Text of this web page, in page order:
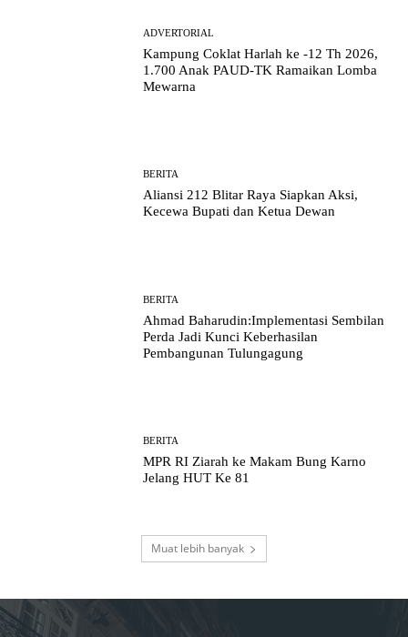
ADVERTORIAL
Kampung Coklat Harlah ke -12 Th 2026,
1.700 Anak PAUD-TK Ramaikan Lomba
Mewarna
BERITA
Aliansi 212 Blitar Raya Siapkan Aksi,
Kecewa Bupati dan Ketua Dewan
BERITA
Ahmad Baharudin:Implementasi Sembilan
Perda Jadi Kunci Keberhasilan
Pembangunan Tulungagung
BERITA
MPR RI Ziarah ke Makam Bung Karno
Jelang HUT Ke 81
Muat lebih banyak